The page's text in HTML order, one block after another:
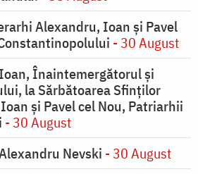
Alexandru, Ioan şi Pavel
- 30 August
Înaintemergătorul şi
la Sărbătoarea Sfinţilor
şi Pavel cel Nou, Patriarhii
- 30 August
Nevski - 30 August